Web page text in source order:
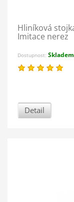
Hliníková
Imitace nerez
Dostupnost: Skladem
Detail